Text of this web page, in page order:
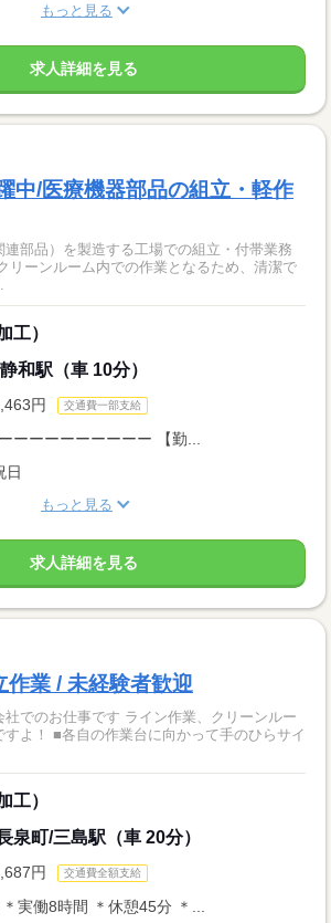
もっと見る
求人詳細を見る
中/医療機器部品の組立・軽作
連部品）を製造する工場での組立・付帯業務
リーンルーム内での作業となるため、清潔で
工）
和駅（車 10分）
円 交通費一部支給
ーーーーーーーーー 【勤...
日
もっと見る
求人詳細を見る
作業 / 未経験者歓迎
社でのお仕事です ライン作業、クリーンルー
て手のひらサイ
工）
泉町/三島駅（車 20分）
円 交通費全額支給
実働8時間 ＊休憩45分 ＊...